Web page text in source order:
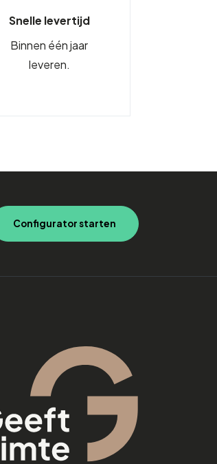
Snelle levertijd
Binnen één jaar
leveren.
Configurator starten